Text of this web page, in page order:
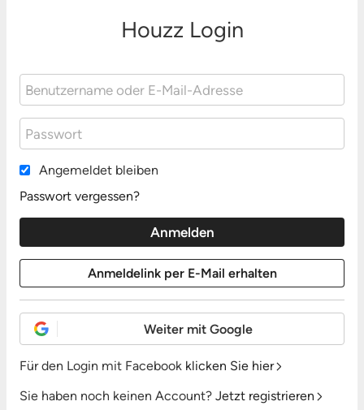
Houzz Login
Angemeldet bleiben
Passwort vergessen?
Weiter mit Google
Für den Login mit Facebook klicken Sie hier
Sie haben noch keinen Account? Jetzt registrieren